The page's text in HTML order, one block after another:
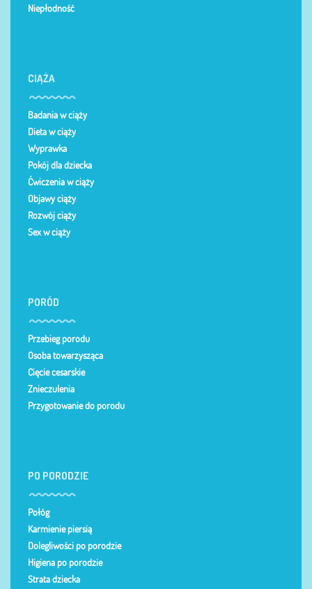
Niepłodność
CIĄŻA
Badania w ciąży
Dieta w ciąży
Wyprawka
Pokój dla dziecka
Ćwiczenia w ciąży
Objawy ciąży
Rozwój ciąży
Sex w ciąży
PORÓD
Przebieg porodu
Osoba towarzysząca
Cięcie cesarskie
Znieczulenia
Przygotowanie do porodu
PO PORODZIE
Połóg
Karmienie piersią
Dolegliwości po porodzie
Higiena po porodzie
Strata dziecka